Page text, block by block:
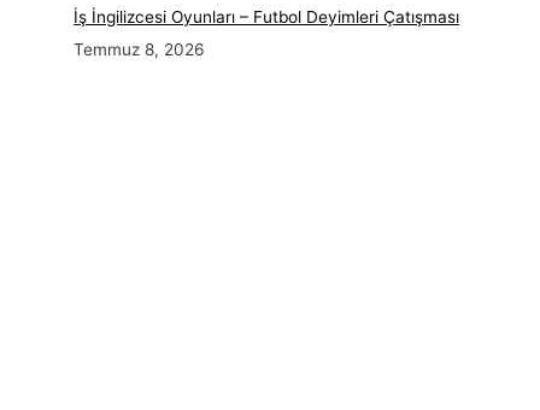
İş İngilizcesi Oyunları – Futbol Deyimleri Çatışması
Temmuz 8, 2026